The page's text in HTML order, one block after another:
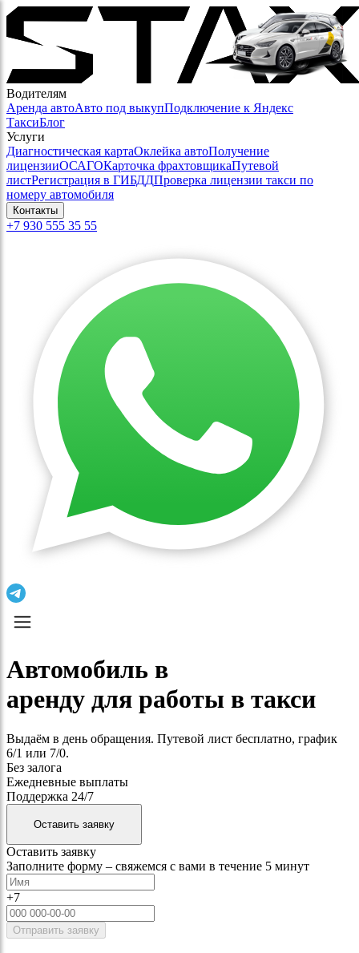
Водителям
Аренда автоАвто под выкупПодключение к Яндекс
ТаксиБлог
Услуги
Диагностическая картаОклейка автоПолучение
лицензииОСАГОКарточка фрахтовщикаПутевой
листРегистрация в ГИБДДПроверка лицензии такси по
номеру автомобиля
Контакты
+7 930 555 35 55
Автомобиль в
аренду для работы в такси
Выдаём в день обращения. Путевой лист бесплатно, график
6/1 или 7/0.
Без залога
Ежедневные выплаты
Поддержка 24/7
Оставить заявку
Оставить заявку
Заполните форму – свяжемся с вами в течение 5 минут
+7
Отправить заявку